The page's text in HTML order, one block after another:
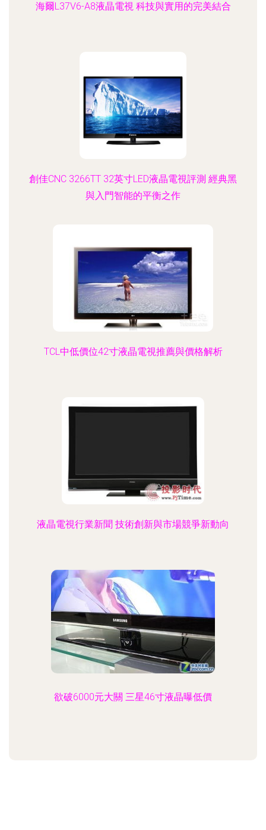
海爾L37V6-A8液晶電視 科技與實用的完美結合
創佳CNC 3266TT 32英寸LED液晶電視評測 經典黑
與入門智能的平衡之作
TCL中低價位42寸液晶電視推薦與價格解析
液晶電視行業新聞 技術創新與市場競爭新動向
欲破6000元大關 三星46寸液晶曝低價